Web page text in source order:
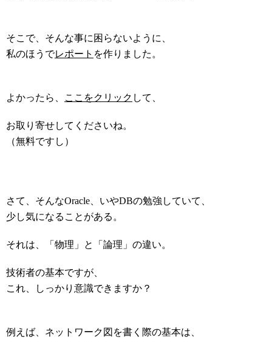
そこで、そんな事に困らないように、
私のほうでレポート を作りました。
よかったら、 ここをクリック して、
お取り寄せしてくださいね。
（無料ですし）
さて、そんなOracle、いやDBの勉強していて、
少し気になることがある。
それは、「物理」と「論理」の違い。
技術者の基本ですが、
これ、しっかり意識できますか？
例えば、ネットワーク図を書く際の基本は、